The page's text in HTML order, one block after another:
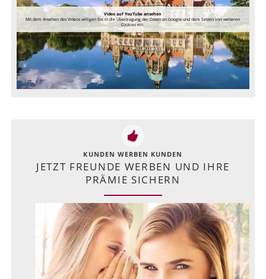
Video auf YouTube ansehen
Mit dem Ansehen des Videos willigen Sie in die Übertragung der Daten an Google und dem Setzen von weiteren
Cookies ein.
KUNDEN WERBEN KUNDEN
JETZT FREUNDE WERBEN UND IHRE
PRÄMIE SICHERN